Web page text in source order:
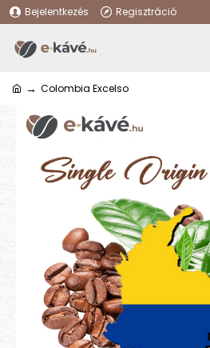
Bejelentkezés Regisztráció
Colombia Excelso